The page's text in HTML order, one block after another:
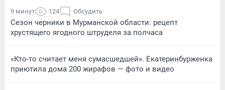
9 минут 124 Обсудить
Сезон черники в Мурманской области: рецепт
хрустящего ягодного штруделя за полчаса
«Кто-то считает меня сумасшедшей». Екатеринбурженка
приютила дома 200 жирафов — фото и видео